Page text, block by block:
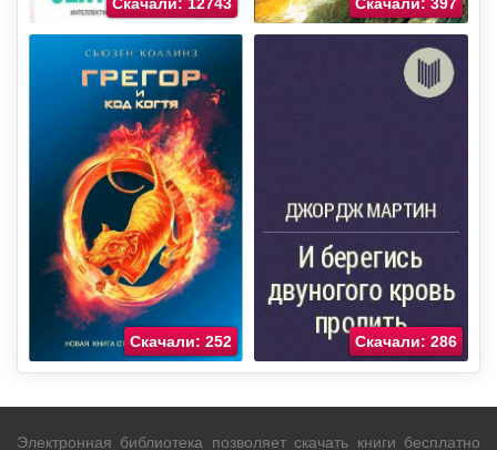
Скачали: 252 Скачали: 286
Электронная библиотека позволяет скачать книги бесплатно